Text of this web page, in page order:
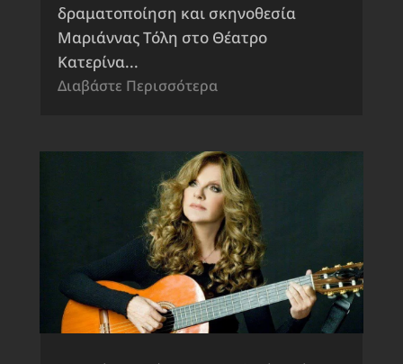
δραματοποίηση και σκηνοθεσία
Μαριάννας Τόλη στο Θέατρο
Κατερίνα...
Διαβάστε Περισσότερα